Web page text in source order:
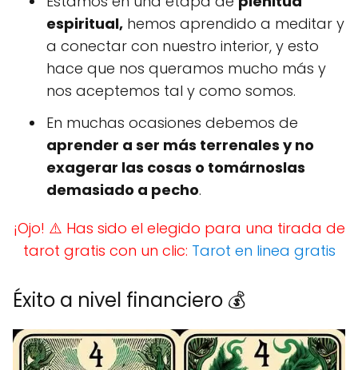
espiritual, hemos aprendido a meditar y
a conectar con nuestro interior, y esto
hace que nos queramos mucho más y
nos aceptemos tal y como somos.
En muchas ocasiones debemos de
aprender a ser más terrenales y no
exagerar las cosas o tomárnoslas
demasiado a pecho.
¡Ojo! ⚠️ Has sido el elegido para una tirada de
tarot gratis con un clic: Tarot en linea gratis
Éxito a nivel financiero 💰